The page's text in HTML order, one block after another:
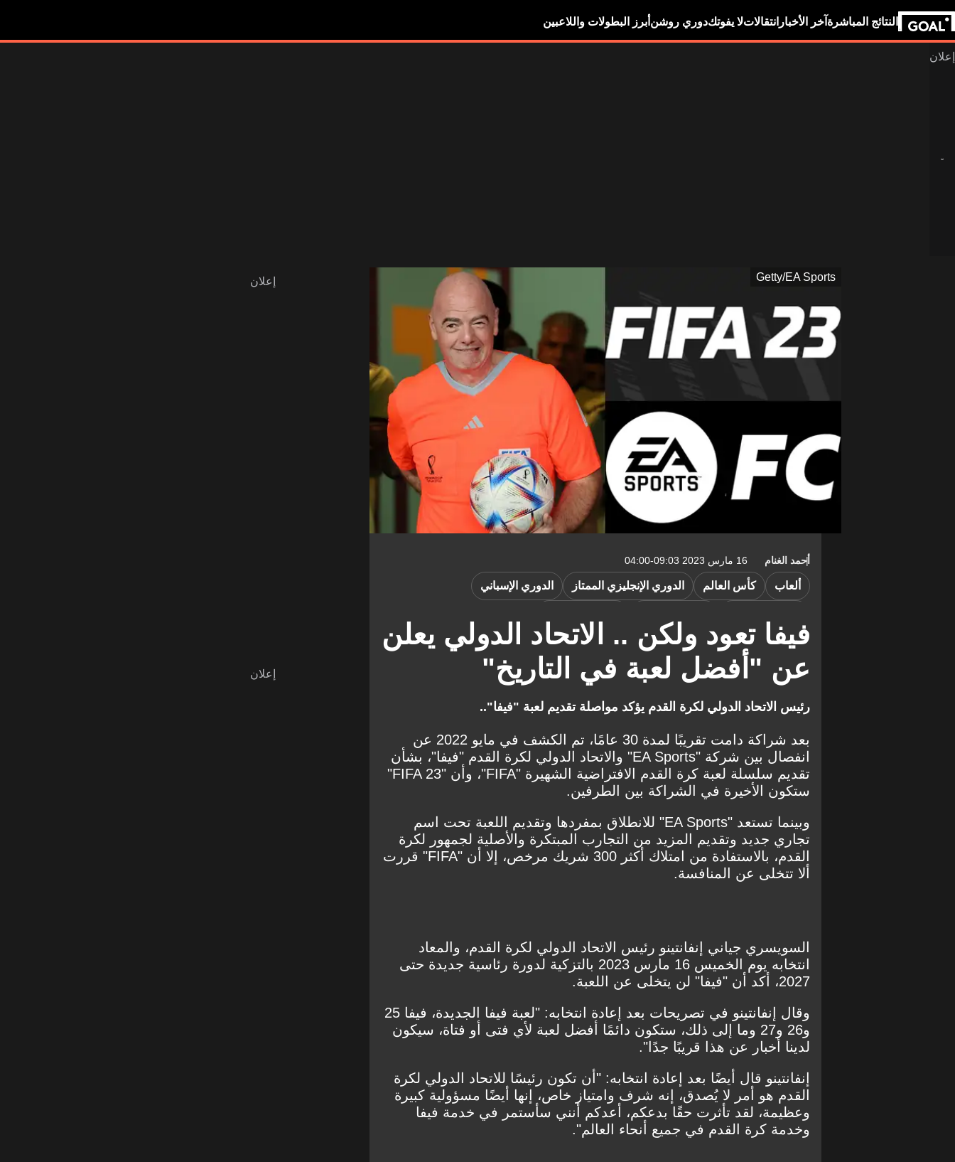
النتائج المباشرة آخر الأخبار انتقالاتلا يفوتكدوري روشن أبرز البطولات واللاعبين
Getty/EA Sports
أحمد الغنام 16 مارس 2023 09:03-04:00
فيفا تعود ولكن .. الاتحاد الدولي يعلن
عن "أفضل لعبة في التاريخ"
ألعاب كأس العالم الدوري الإنجليزي الممتاز الدوري الإسباني
رئيس الاتحاد الدولي لكرة القدم يؤكد مواصلة تقديم لعبة "فيفا"..
بعد شراكة دامت تقريبًا لمدة 30 عامًا، تم الكشف في مايو 2022 عن
انفصال بين شركة "EA Sports" والاتحاد الدولي لكرة القدم "فيفا"، بشأن
تقديم سلسلة لعبة كرة القدم الافتراضية الشهيرة "FIFA"، وأن "FIFA 23"
ستكون الأخيرة في الشراكة بين الطرفين.
وبينما تستعد "EA Sports" للانطلاق بمفردها وتقديم اللعبة تحت اسم
تجاري جديد وتقديم المزيد من التجارب المبتكرة والأصلية لجمهور لكرة
القدم، بالاستفادة من امتلاك أكثر 300 شريك مرخص، إلا أن "FIFA" قررت
ألا تتخلى عن المنافسة.
السويسري جياني إنفانتينو رئيس الاتحاد الدولي لكرة القدم، والمعاد
انتخابه يوم الخميس 16 مارس 2023 بالتزكية لدورة رئاسية جديدة حتى
2027، أكد أن "فيفا" لن يتخلى عن اللعبة.
وقال إنفانتينو في تصريحات بعد إعادة انتخابه: "لعبة فيفا الجديدة، فيفا 25
و26 و27 وما إلى ذلك، ستكون دائمًا أفضل لعبة لأي فتى أو فتاة، سيكون
لدينا أخبار عن هذا قريبًا جدًا".
إنفانتينو قال أيضًا بعد إعادة انتخابه: "أن تكون رئيسًا للاتحاد الدولي لكرة
القدم هو أمر لا يُصدق، إنه شرف وامتياز خاص، إنها أيضًا مسؤولية كبيرة
وعظيمة، لقد تأثرت حقًا بدعكم، أعدكم أنني سأستمر في خدمة فيفا
وخدمة كرة القدم في جميع أنحاء العالم".